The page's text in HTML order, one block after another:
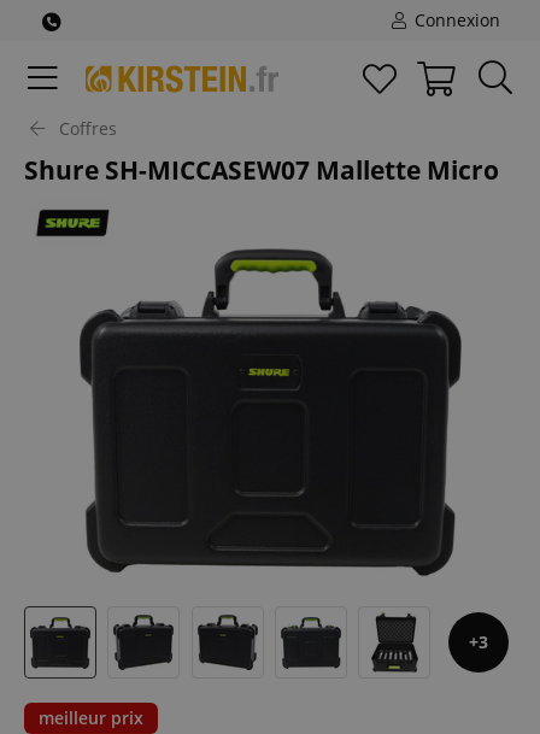
Connexion
Coffres
Shure SH-MICCASEW07 Mallette Micro
3
meilleur prix